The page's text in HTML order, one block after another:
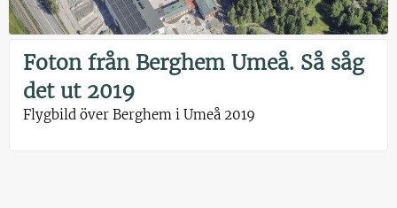
Foton från Berghem Umeå. Så såg
det ut 2019
Flygbild över Berghem i Umeå 2019